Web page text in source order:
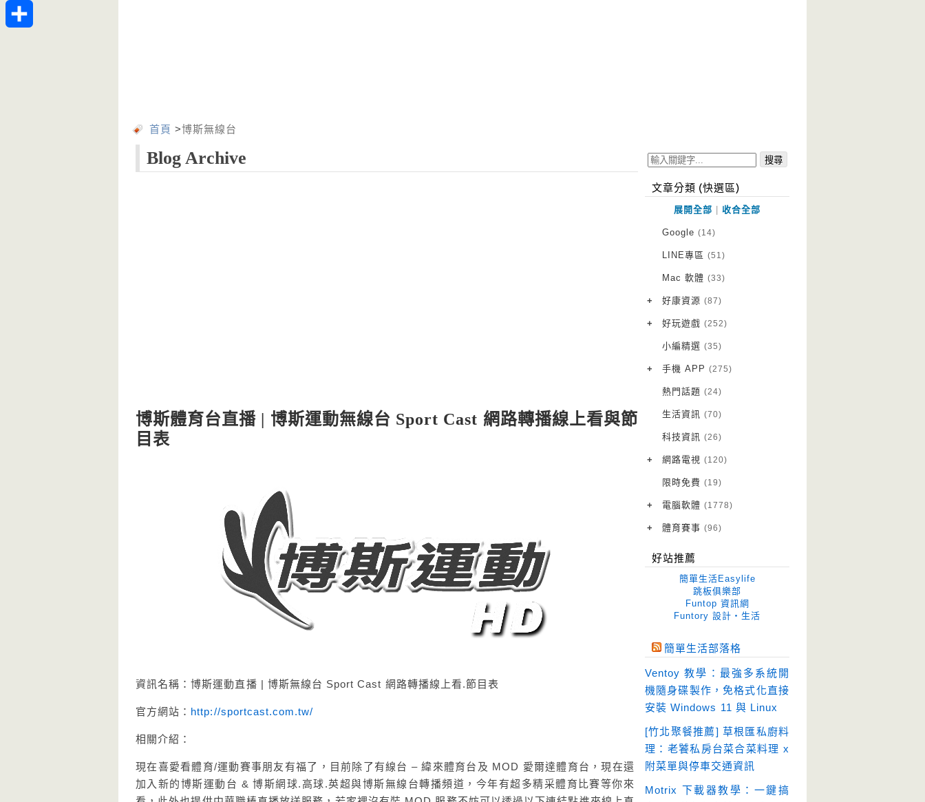
首頁 >博斯無線台
Blog Archive
博斯體育台直播 | 博斯運動無線台 Sport Cast 網路轉播線上看與節
目表
資訊名稱：博斯運動直播 | 博斯無線台 Sport Cast 網路轉播線上看.節目表
官方網站： http://sportcast.com.tw/
相關介紹：
現在喜愛看體育/運動賽事朋友有福了，目前除了有線台 – 緯來體育台及 MOD 愛爾達體育台，現在還
加入新的博斯運動台 & 博斯網球.高球.英超與博斯無線台轉播頻道，今年有超多精采體育比賽等你來
文章分類 (快選區)
展開全部 收合全部
Google (14)
LINE專區 (51)
Mac 軟體 (33)
+ 好康資源 (87)
VPN 翻牆
免費資源
字體下載
網站推薦
+ 好玩遊戲 (252)
Android 遊戲
iOS 遊戲
網頁遊戲
電腦遊戲
小編精選 (35)
+ 手機 APP (275)
Android 軟體
iOS 軟體
Root 相關
越獄JB
熱門話題 (24)
生活資訊 (70)
科技資訊 (26)
+ 網路電視 (120)
電視影集
電視節目
限時免費 (19)
+ 電腦軟體 (1778)
作業系統
優化軟體 (38)
光碟工具 (33)
免安裝 (641)
即時通訊 (23)
壓縮軟體 (9)
安全防護 (55)
影音播放 (51)
影音轉檔 (81)
教育學習 (23)
文書工具 (91)
+ 體育賽事 (96)
好站推薦
簡單生活Easylife
跳板俱樂部
Funtop 資訊網
Funtory 設計‧生活
簡單生活部落格
Ventoy 教學：最強多系統開
機隨身碟製作，免格式化直接
安裝 Windows 11 與 Linux
[竹北聚餐推薦] 草根匯私廚料
理：老饕私房台菜合菜料理 x
附菜單與停車交通資訊
Motrix 下載器教學：一鍵搞
Telegram